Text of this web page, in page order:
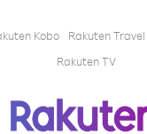
Kobo Rakuten Travel
Rakuten TV